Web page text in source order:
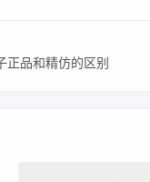
品和精仿的区别